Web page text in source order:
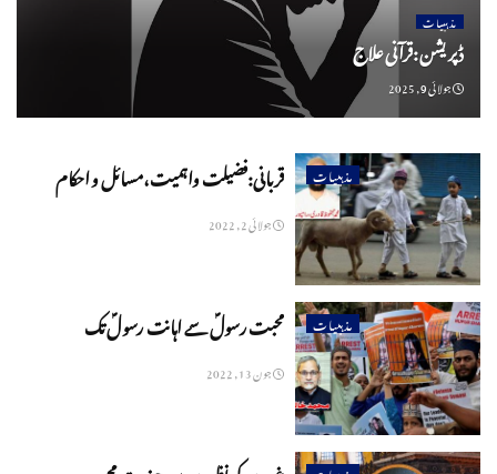
مذہبیات
ڈپریشن :قرآنی علاج
جولائی 9, 2025
مذہبیات قربانی:فضیلت واہمیت،مسائل و احکام
جولائی 2, 2022
مذہبیات محبت رسولؐ سے اہانت رسولؐ تک
جون 13, 2022